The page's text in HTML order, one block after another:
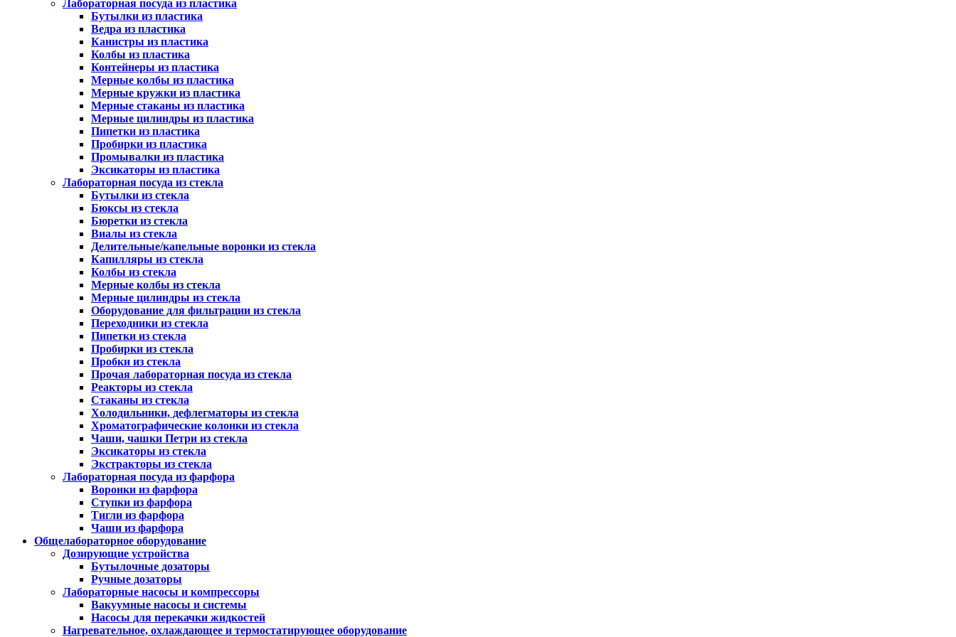
Лабораторная посуда из пластика
Бутылки из пластика
Ведра из пластика
Канистры из пластика
Колбы из пластика
Контейнеры из пластика
Мерные колбы из пластика
Мерные кружки из пластика
Мерные стаканы из пластика
Мерные цилиндры из пластика
Пипетки из пластика
Пробирки из пластика
Промывалки из пластика
Эксикаторы из пластика
Лабораторная посуда из стекла
Бутылки из стекла
Бюксы из стекла
Бюретки из стекла
Виалы из стекла
Делительные/капельные воронки из стекла
Капилляры из стекла
Колбы из стекла
Мерные колбы из стекла
Мерные цилиндры из стекла
Оборудование для фильтрации из стекла
Переходники из стекла
Пипетки из стекла
Пробирки из стекла
Пробки из стекла
Прочая лабораторная посуда из стекла
Реакторы из стекла
Стаканы из стекла
Холодильники, дефлегматоры из стекла
Хроматографические колонки из стекла
Чаши, чашки Петри из стекла
Эксикаторы из стекла
Экстракторы из стекла
Лабораторная посуда из фарфора
Воронки из фарфора
Ступки из фарфора
Тигли из фарфора
Чаши из фарфора
Общелабораторное оборудование
Дозирующие устройства
Бутылочные дозаторы
Ручные дозаторы
Лабораторные насосы и компрессоры
Вакуумные насосы и системы
Насосы для перекачки жидкостей
Нагревательное, охлаждающее и термостатирующее оборудование